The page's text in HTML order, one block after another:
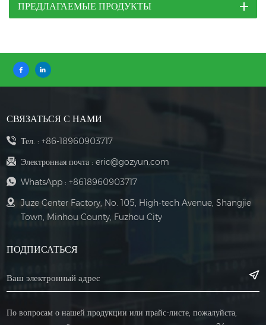
ПРЕДЛАГАЕМЫЕ ПРОДУКТЫ
СВЯЗАТЬСЯ С НАМИ
Тел. : +86-18960903717
Электронная почта : eric@gozyun.com
WhatsApp : +8618960903717
Juze Center Factory, No. 105, High-tech Avenue, Shangjie
Town, Minhou County, Fuzhou City
ПОДПИСАТЬСЯ
По вопросам о нашей продукции или прайс-листе, пожалуйста,